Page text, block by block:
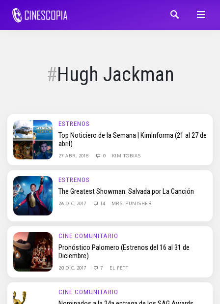
Hugh Jackman
ESTRENOS
Top Noticiero de la Semana | KimInforma (21 al 27 de
abril)
27 ABR, 2018 0 KIM TOBIAS
ESTRENOS
The Greatest Showman: Salvada por La Canción
26 DIC, 2017 14 MRS. PUNISHER
CINE COMUNITARIO
Pronóstico Palomero (Estrenos del 16 al 31 de
Diciembre)
20 DIC, 2017 7 EL FETT
CINE COMUNITARIO